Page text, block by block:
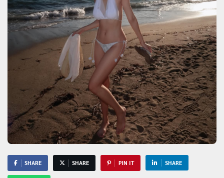
SHARE SHARE PIN IT SHARE